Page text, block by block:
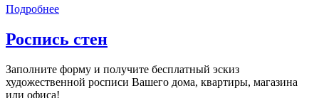
Подробнее
Роспись стен
Заполните форму и получите бесплатный эскиз
художественной росписи Вашего дома, квартиры, магазина
или офиса!